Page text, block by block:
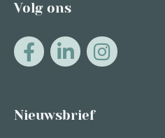
Volg ons
Nieuwsbrief